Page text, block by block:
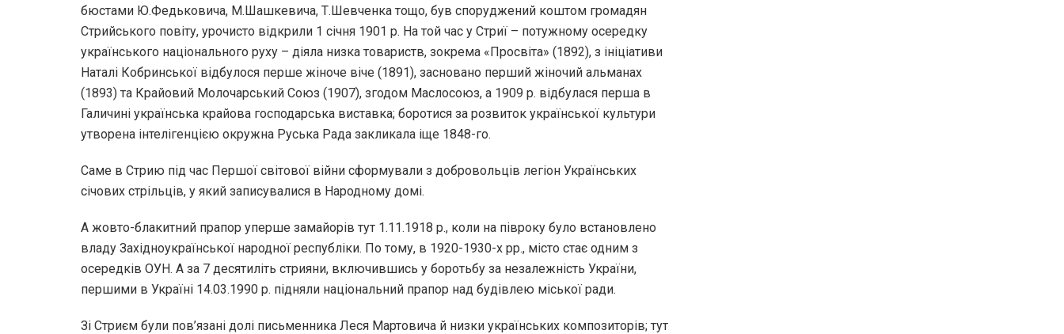
бюстами Ю.Федьковича, М.Шашкевича, Т.Шевченка тощо, був споруджений коштом громадян
Стрийського повіту, урочисто відкрили 1 січня 1901 р. На той час у Стриї – потужному осередку
українського національного руху – діяла низка товариств, зокрема «Просвіта» (1892), з ініціативи
Наталі Кобринської відбулося перше жіноче віче (1891), засновано перший жіночий альманах
(1893) та Крайовий Молочарський Союз (1907), згодом Маслосоюз, а 1909 р. відбулася перша в
Галичині українська крайова господарська виставка; боротися за розвиток української культури
утворена інтелігенцією окружна Руська Рада закликала іще 1848-го.
Саме в Стрию під час Першої світової війни сформували з добровольців легіон Українських
січових стрільців, у який записувалися в Народному домі.
А жовто-блакитний прапор уперше замайорів тут 1.11.1918 р., коли на півроку було встановлено
владу Західноукраїнської народної республіки. По тому, в 1920-1930-х рр., місто стає одним з
осередків ОУН. А за 7 десятиліть стрияни, включившись у боротьбу за незалежність України,
першими в Україні 14.03.1990 р. підняли національний прапор над будівлею міської ради.
Зі Стриєм були пов’язані долі письменника Леся Мартовича й низки українських композиторів; тут